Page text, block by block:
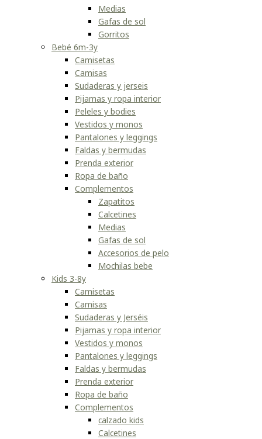
Medias
Gafas de sol
Gorritos
Bebé 6m-3y
Camisetas
Camisas
Sudaderas y jerseis
Pijamas y ropa interior
Peleles y bodies
Vestidos y monos
Pantalones y leggings
Faldas y bermudas
Prenda exterior
Ropa de baño
Complementos
Zapatitos
Calcetines
Medias
Gafas de sol
Accesorios de pelo
Mochilas bebe
Kids 3-8y
Camisetas
Camisas
Sudaderas y Jerséis
Pijamas y ropa interior
Vestidos y monos
Pantalones y leggings
Faldas y bermudas
Prenda exterior
Ropa de baño
Complementos
calzado kids
Calcetines